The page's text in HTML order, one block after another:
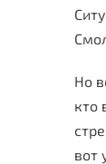
Но
кто
вот